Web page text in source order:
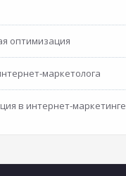
оптимизация
маркетолога
в интернет-маркетинге